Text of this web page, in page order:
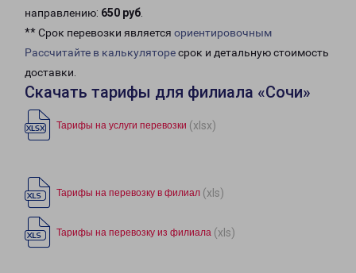
направлению: 650 руб.
** Срок перевозки является ориентировочным
Рассчитайте в калькуляторесрок и детальную стоимость
доставки.
Скачать тарифы для филиала «Сочи»
Тарифы на услуги перевозки (xlsx)
Тарифы на перевозку в филиал (xls)
Тарифы на перевозку из филиала (xls)